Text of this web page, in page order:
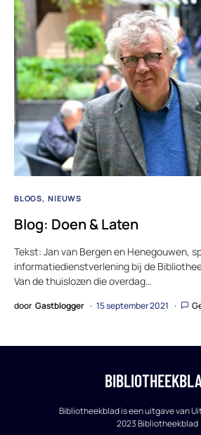
BLOGS NIEUWS
Blog: Doen & Laten
Tekst: Jan van Bergen en Henegouwen,
informatiedienstverlening bij de
Van de thuislozen die overdag…
door Gastblogger 15 september 2021
Bibliotheekblad is een uitgave van
2023 Bibliotheekblad